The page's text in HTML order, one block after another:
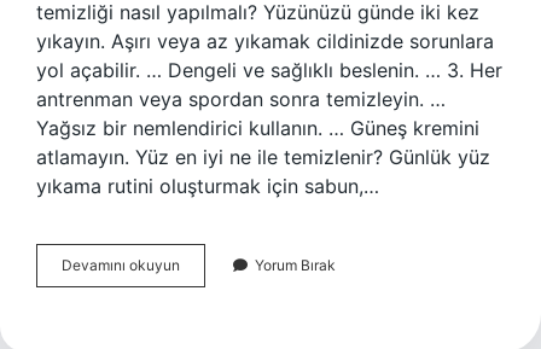
temizliği nasıl yapılmalı? Yüzünüzü günde iki kez
yıkayın. Aşırı veya az yıkamak cildinizde sorunlara
yol açabilir. … Dengeli ve sağlıklı beslenin. … 3. Her
antrenman veya spordan sonra temizleyin. …
Yağsız bir nemlendirici kullanın. … Güneş kremini
atlamayın. Yüz en iyi ne ile temizlenir? Günlük yüz
yıkama rutini oluşturmak için sabun,…
Devamını okuyun
Temizleme
Yorum Bırak